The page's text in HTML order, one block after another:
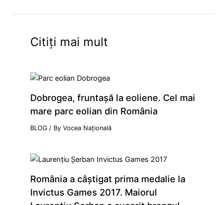
Citiți mai mult
Dobrogea, fruntaşă la eoliene. Cel mai
mare parc eolian din România
BLOG / ByVocea Națională
România a câştigat prima medalie la
Invictus Games 2017. Maiorul